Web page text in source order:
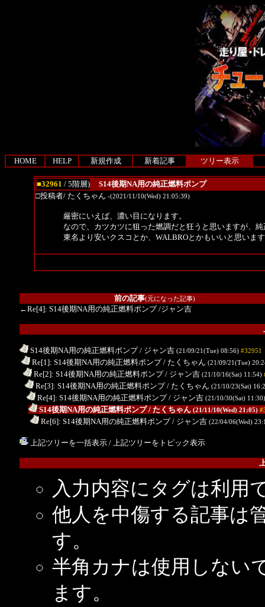
HOME HELP 新規作成 新着記事 ツリー表示
■32961 / 5階層)
S14後期NA用の純正燃料ポンプ
□投稿者/ たくちゃん -(2021/11/10(Wed) 21:05:39)
厳密にいえば、濃い目になります。
なので、カツカツに狙った燃調だと狂うと思いますが、
東名より安いクスコとか、WALBROとかもいいと思いま
前の記事(元になった記事)
←Re[4]: S14後期NA用の純正燃料ポンプ/ジャン吉
S14後期NA用の純正燃料ポンプ/ ジャン吉 (21/09/21(Tue) 08:56) #32951
Re[1]: S14後期NA用の純正燃料ポンプ/ たくちゃん (21/09/21(Tue)
Re[2]: S14後期NA用の純正燃料ポンプ/ ジャン吉 (21/10/16(Sat) 11:54)
Re[3]: S14後期NA用の純正燃料ポンプ/ たくちゃん (21/10/23(Sat)
Re[4]: S14後期NA用の純正燃料ポンプ/ ジャン吉 (21/10/30(Sat)
S14後期NA用の純正燃料ポンプ/ たくちゃん (21/11/10(Wed) 21:05)
Re[6]: S14後期NA用の純正燃料ポンプ/ ジャン吉 (22/04/06(Wed)
上記ツリーを一括表示/ 上記ツリーをトピック表示
入力内容にタグは利用
他人を中傷する記事は
す。
半角カナは使用しない
ます。